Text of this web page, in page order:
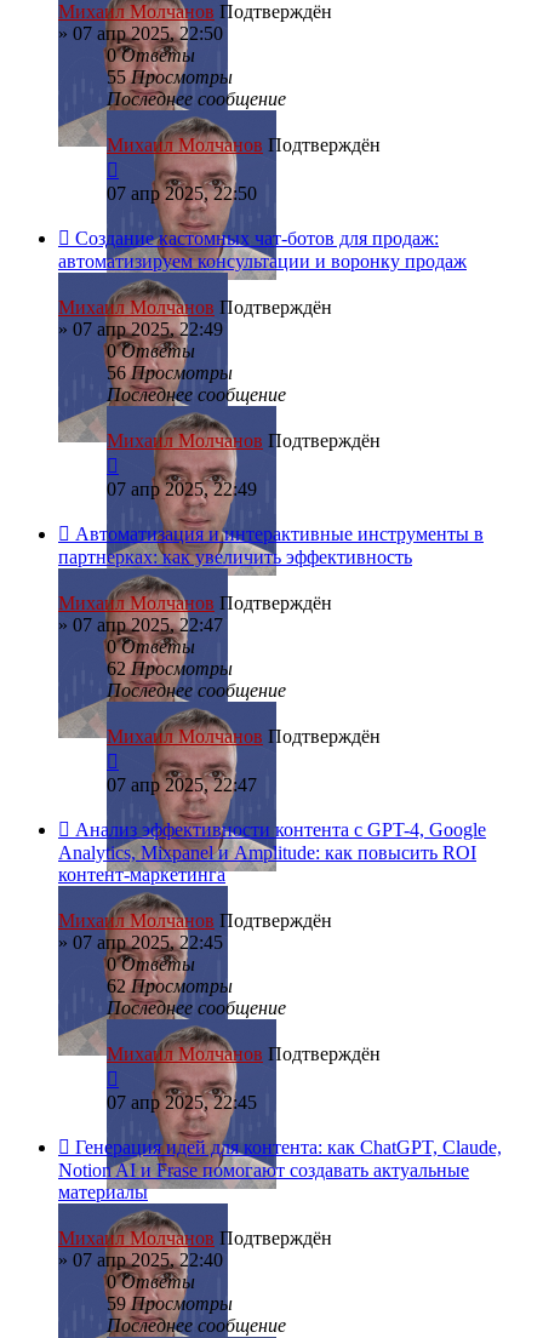
Михаил Молчанов Подтверждён
» 07 апр 2025, 22:50
0Ответы
55Просмотры
Последнее сообщение
Михаил Молчанов Подтверждён
07 апр 2025, 22:50
Создание кастомных чат-ботов для продаж:
автоматизируем консультации и воронку продаж
Михаил Молчанов Подтверждён
» 07 апр 2025, 22:49
0Ответы
56Просмотры
Последнее сообщение
Михаил Молчанов Подтверждён
07 апр 2025, 22:49
Автоматизация и интерактивные инструменты в
партнерках: как увеличить эффективность
Михаил Молчанов Подтверждён
» 07 апр 2025, 22:47
0Ответы
62Просмотры
Последнее сообщение
Михаил Молчанов Подтверждён
07 апр 2025, 22:47
Анализ эффективности контента с GPT-4, Google
Analytics, Mixpanel и Amplitude: как повысить ROI
контент-маркетинга
Михаил Молчанов Подтверждён
» 07 апр 2025, 22:45
0Ответы
62Просмотры
Последнее сообщение
Михаил Молчанов Подтверждён
07 апр 2025, 22:45
Генерация идей для контента: как ChatGPT, Claude,
Notion AI и Frase помогают создавать актуальные
материалы
Михаил Молчанов Подтверждён
» 07 апр 2025, 22:40
0Ответы
59Просмотры
Последнее сообщение